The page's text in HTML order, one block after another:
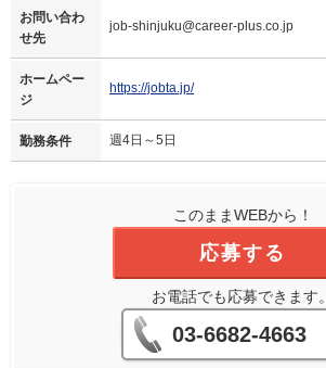
お問い合わ
せ先
job-shinjuku@career-plus.co.jp
ホームペー
ジ
https://jobta.jp/
勤務条件 週4日～5日
このままWEBから！
応募する
お電話でも応募できます。
03-6682-4663